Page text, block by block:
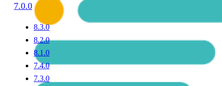
7.0.0
8.3.0
8.2.0
8.1.0
7.4.0
7.3.0